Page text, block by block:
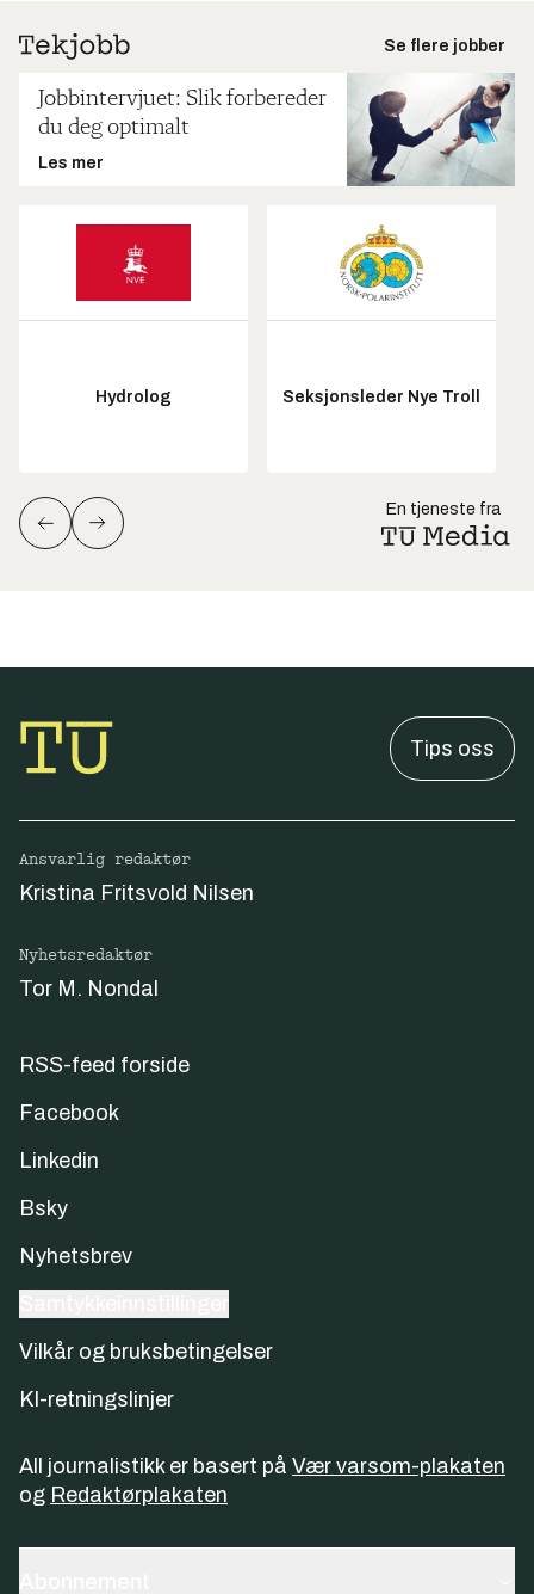
Se flere jobber
Jobbintervjuet: Slik forbereder
du deg optimalt
Les mer
Hydrolog Seksjonsleder Nye Troll
En tjeneste fra
Tips oss
Ansvarlig redaktør
Kristina Fritsvold Nilsen
Nyhetsredaktør
Tor M. Nondal
RSS-feed forside
Facebook
Linkedin
Bsky
Nyhetsbrev
Vilkår og bruksbetingelser
KI-retningslinjer
All journalistikk er basert på Vær varsom-plakaten
og Redaktørplakaten